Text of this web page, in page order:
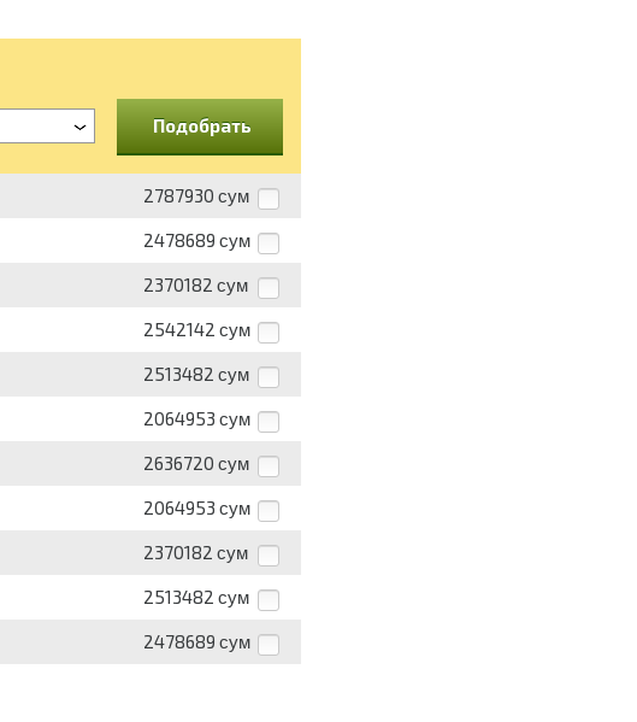
Подобрать
2787930 сум
2478689 сум
2370182 сум
2542142 сум
2513482 сум
2064953 сум
2636720 сум
2064953 сум
2370182 сум
2513482 сум
2478689 сум